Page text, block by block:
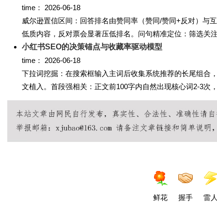
time：
2026-06-18
威尔逊置信区间：回答排名由赞同率（赞同/赞同+反对）与
低质内容，反对票会显著压低排名。问句精准定位：筛选关
小红书SEO的决策锚点与收藏率驱动模型
time：
2026-06-18
下拉词挖掘：在搜索框输入主词后收集系统推荐的长尾组合
文植入。首段强相关：正文前100字内自然出现核心词2-3次
鲜花 握手 雷